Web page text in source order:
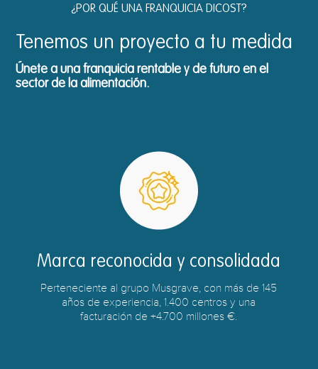
¿POR QUÉ UNA FRANQUICIA DICOST?
Tenemos un proyecto a tu medida
Únete a una franquicia rentable y de futuro en el
sector de la alimentación.
Marca reconocida y consolidada
Perteneciente al grupo Musgrave, con más de 145
años de experiencia, 1.400 centros y una
facturación de +4.700 millones €.